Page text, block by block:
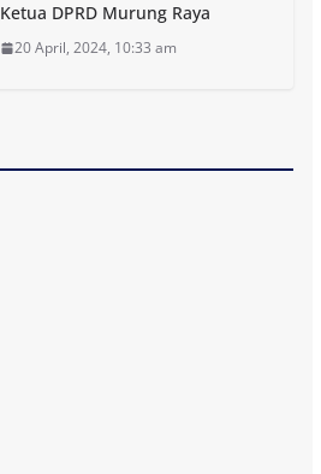
Ketua DPRD Murung Raya
20 April, 2024, 10:33 am